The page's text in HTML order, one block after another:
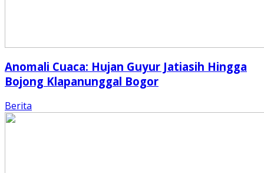
Anomali Cuaca: Hujan Guyur Jatiasih Hingga
Bojong Klapanunggal Bogor
Berita